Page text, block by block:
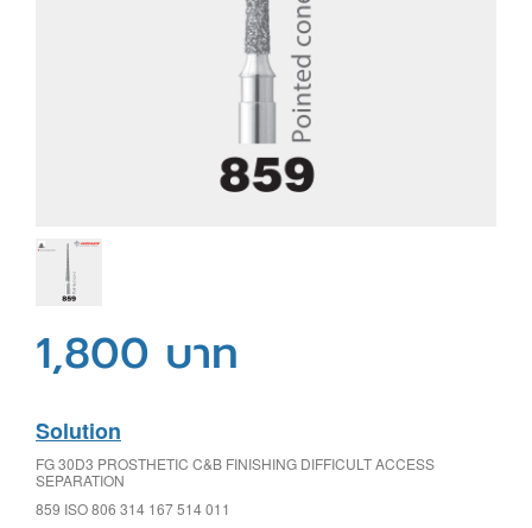
1,800 บาท
Solution
FG 30D3 PROSTHETIC C&B FINISHING DIFFICULT ACCESS
SEPARATION
859 ISO 806 314 167 514 011